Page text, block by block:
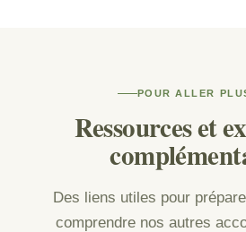
POUR ALLER
Ressources et
Des liens utiles pour
comprendre nos autres